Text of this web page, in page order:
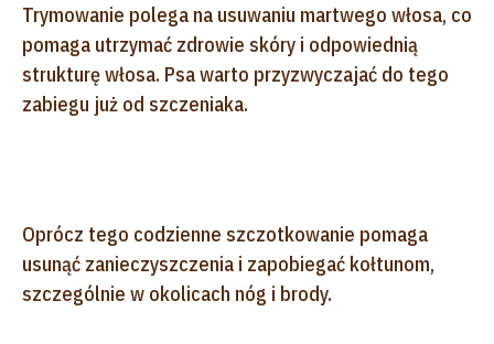
Trymowanie polega na usuwaniu martwego włosa, co
pomaga utrzymać zdrowie skóry i odpowiednią
strukturę włosa. Psa warto przyzwyczajać do tego
zabiegu już od szczeniaka.
Oprócz tego codzienne szczotkowanie pomaga
usunąć zanieczyszczenia i zapobiegać kołtunom,
szczególnie w okolicach nóg i brody.